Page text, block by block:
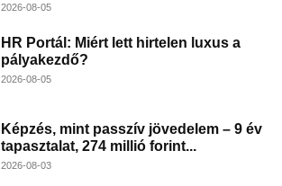
2026-08-05
HR Portál: Miért lett hirtelen luxus a
pályakezdő?
2026-08-05
Képzés, mint passzív jövedelem – 9 év
tapasztalat, 274 millió forint...
2026-08-03